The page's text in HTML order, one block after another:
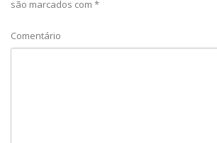
são marcados com *
Comentário